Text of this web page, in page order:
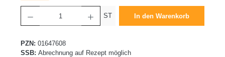
ST In den Warenkorb
PZN: 01647608
SSB: Abrechnung auf Rezept möglich